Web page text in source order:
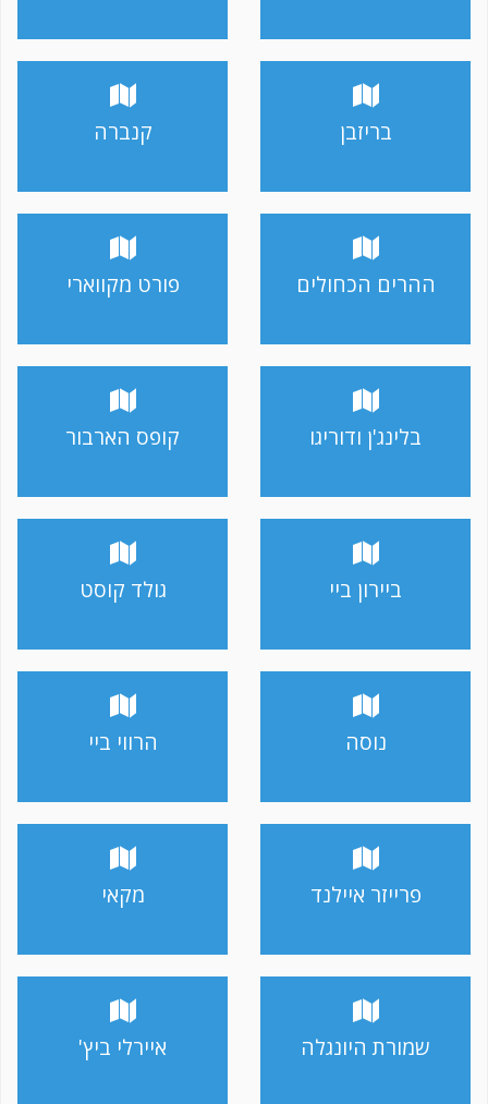
בריזבן קנברה
ההרים הכחולים פורט מקווארי
בלינג'ן ודוריגו קופס הארבור
ביירון ביי גולד קוסט
נוסה הרווי ביי
פרייזר איילנד מקאי
שמורת היונגלה איירלי ביץ'